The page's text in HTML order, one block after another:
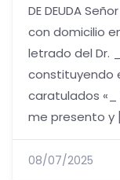
DE DEUDA
con domicilio
letrado del Dr.
constituyendo
caratulados «_
me presento y
08/07/2025